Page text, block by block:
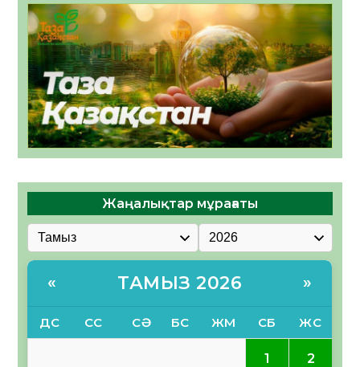
Жаңалықтар мұрағаты
« ТАМЫЗ 2026 »
ДС СС СӘ БС ЖМ СБ ЖС
1 2